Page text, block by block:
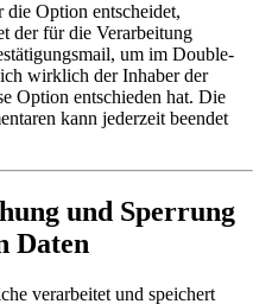
die Option entscheidet,
der für die Verarbeitung
um im Double-
wirklich der Inhaber der
Option entschieden hat. Die
kann jederzeit beendet
und Sperrung
Daten
verarbeitet und speichert